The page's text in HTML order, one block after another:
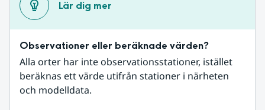
Lär dig mer
Observationer eller beräknade värden?
Alla orter har inte observationsstationer, istället
beräknas ett värde utifrån stationer i närheten
och modelldata.